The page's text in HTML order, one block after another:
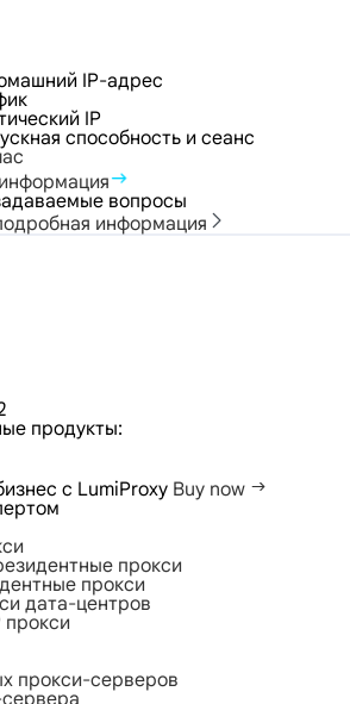
IP-адрес
IP
способность и сеанс
вопросы
информация
продукты:
с LumiProxy Buy now
прокси
прокси
дата-центров
прокси-серверов